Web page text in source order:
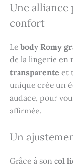
Une alliance
confort
Le body Romy
de la lingerie en
transparente et
unique crée un
audace, pour
affirmée.
Un
Grâce à son col